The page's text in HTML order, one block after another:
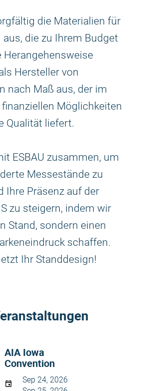
die Materialien für
aus, die zu Ihrem Budget
Herangehensweise
Hersteller von
nach Maß aus, der im
Möglichkeiten
Qualität liefert.
ESBAU zusammen, um
Messestände zu
Ihre Präsenz auf der
zu steigern, indem wir
Stand, sondern einen
schaffen.
Ihr Standdesign!
AIA Iowa
Convention
Sep 24, 2026